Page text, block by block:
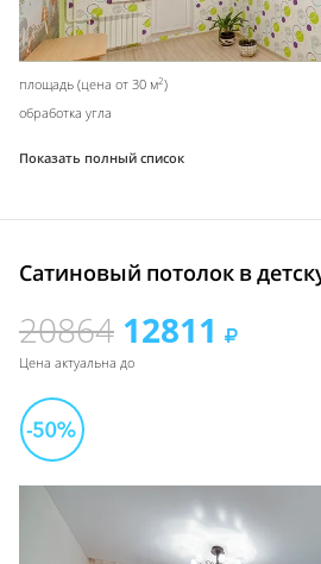
площадь (цена от 30 м2)
обработка угла
Показать полный список
Сатиновый потолок в
20864 12811
Цена актуальна до